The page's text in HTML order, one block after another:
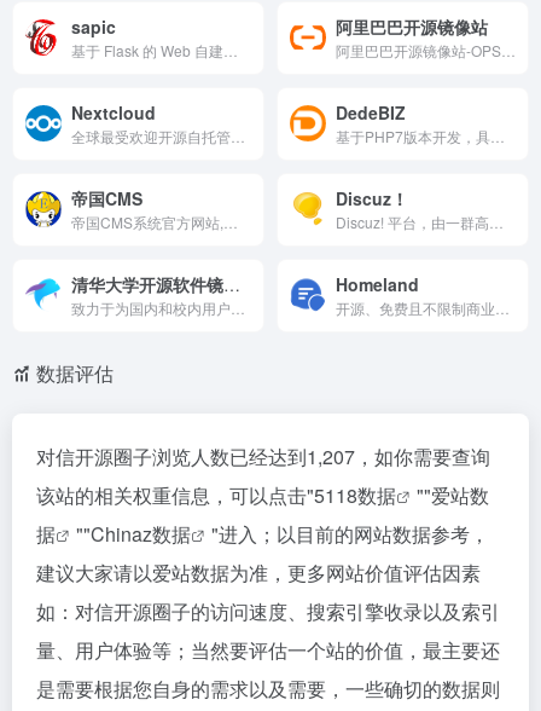
sapic 阿里巴巴开源镜像站
Nextcloud DedeBIZ
帝国CMS Discuz！
清华大学开源软件镜像站 Homeland
数据评估
对信开源圈子浏览人数已经达到1,207，如你需要查询
该站的相关权重信息，可以点击"5118数据 ""爱站数
据
""Chinaz数据
"进入；以目前的网站数据参考，
建议大家请以爱站数据为准，更多网站价值评估因素
如：对信开源圈子的访问速度、搜索引擎收录以及索引
量、用户体验等；当然要评估一个站的价值，最主要还
是需要根据您自身的需求以及需要，一些确切的数据则